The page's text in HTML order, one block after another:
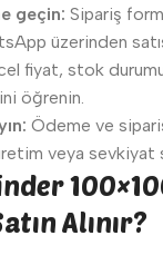
geçin: Sipariş
üzerinden
fiyat, stok
öğrenin.
Ödeme ve
veya sevkiyat
Alınır?